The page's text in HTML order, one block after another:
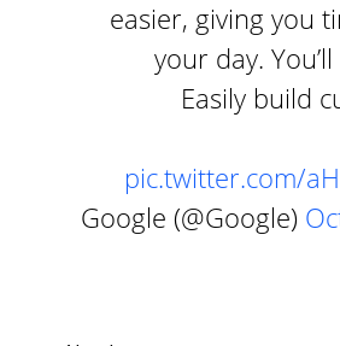
easier, giving you
your day.
✨ Easily build
pic.twitter.com/